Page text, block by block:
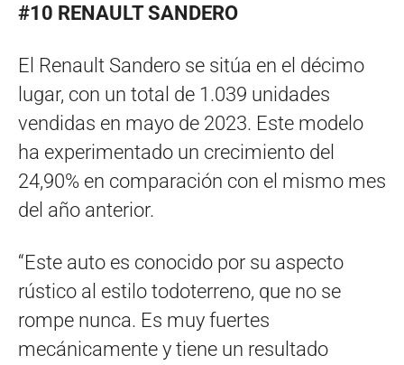
#10 RENAULT SANDERO
El Renault Sandero se sitúa en el décimo
lugar, con un total de 1.039 unidades
vendidas en mayo de 2023. Este modelo
ha experimentado un crecimiento del
24,90% en comparación con el mismo mes
del año anterior.
“Este auto es conocido por su aspecto
rústico al estilo todoterreno, que no se
rompe nunca. Es muy fuertes
mecánicamente y tiene un resultado